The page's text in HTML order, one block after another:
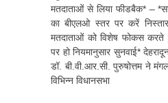
मतदाताओं से लिया फीडबैक* –
का बीएलओ स्तर पर करें
मतदाताओं को विशेष फोकस
पर हो नियमानुसार सुनवाई*
डॉ. बी.वी.आर.सी. पुरुषोत्तम ने
विभिन्न विधानसभा